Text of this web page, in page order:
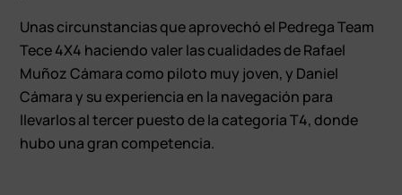
Unas circunstancias que aprovechó el Pedrega Team
Tece 4X4 haciendo valer las cualidades de Rafael
Muñoz Cámara como piloto muy joven, y Daniel
Cámara y su experiencia en la navegación para
llevarlos al tercer puesto de la categoría T4, donde
hubo una gran competencia.